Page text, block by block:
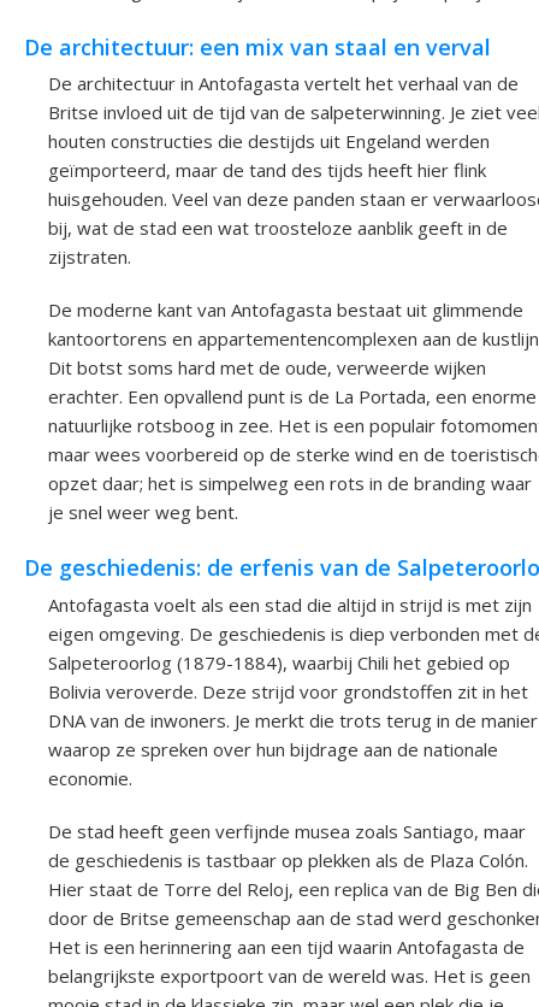
De architectuur: een mix van staal en verval
De architectuur in Antofagasta vertelt het verhaal van de
Britse invloed uit de tijd van de salpeterwinning. Je ziet
houten constructies die destijds uit Engeland werden
geïmporteerd, maar de tand des tijds heeft hier flink
huisgehouden. Veel van deze panden staan er
bij, wat de stad een wat troosteloze aanblik geeft in de
zijstraten.
De moderne kant van Antofagasta bestaat uit glimmende
kantoortorens en appartementencomplexen aan de
Dit botst soms hard met de oude, verweerde wijken
erachter. Een opvallend punt is de La Portada, een enorme
natuurlijke rotsboog in zee. Het is een populair
maar wees voorbereid op de sterke wind en de
opzet daar; het is simpelweg een rots in de branding waar
je snel weer weg bent.
De geschiedenis: de erfenis van de
Antofagasta voelt als een stad die altijd in strijd is met zijn
eigen omgeving. De geschiedenis is diep verbonden met
Salpeteroorlog (1879-1884), waarbij Chili het gebied op
Bolivia veroverde. Deze strijd voor grondstoffen zit in het
DNA van de inwoners. Je merkt die trots terug in de manier
waarop ze spreken over hun bijdrage aan de nationale
economie.
De stad heeft geen verfijnde musea zoals Santiago, maar
de geschiedenis is tastbaar op plekken als de Plaza Colón.
Hier staat de Torre del Reloj, een replica van de Big Ben
door de Britse gemeenschap aan de stad werd
Het is een herinnering aan een tijd waarin Antofagasta de
belangrijkste exportpoort van de wereld was. Het is geen